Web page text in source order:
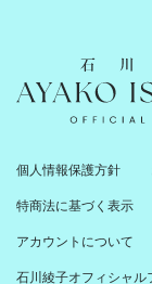
石川綾子 Ayako Ishikawa
個人情報保護方針
特商法に基づく表示
アカウントについて
石川綾子オフィシャル